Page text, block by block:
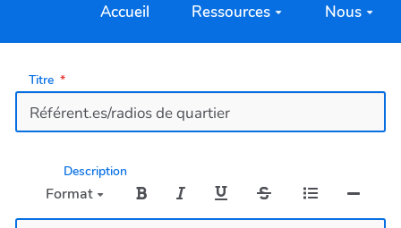
Accueil Ressources Nous
Titre
Description
Format